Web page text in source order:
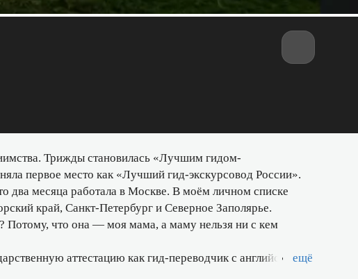
Трижды становилась «Лучшим гидом-
первое место как «Лучший гид-экскурсовод России».
два месяца работала в Москве. В моём личном списке
край, Санкт-Петербург и Северное Заполярье.
Потому, что она — моя мама, а маму нельзя ни с кем
аттестацию как гид-переводчик с английскимещё